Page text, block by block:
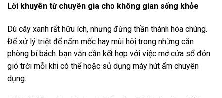
Lời khuyên từ chuyên gia cho không gian sống khỏe
Dù cây xanh rất hữu ích, nhưng đừng thần thánh hóa chúng.
Để xử lý triệt để nấm mốc hay mùi hôi trong những căn
phòng bí bách, bạn vẫn cần kết hợp với việc mở cửa sổ đón
gió trời mỗi khi có thể hoặc sử dụng máy hút ẩm chuyên
dụng.